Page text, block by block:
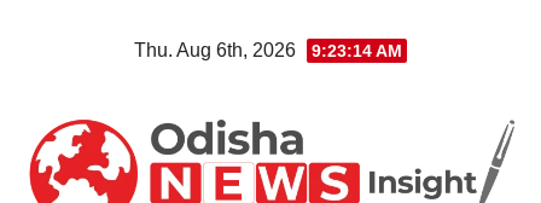
Thu. Aug 6th, 2026 9:23:14 AM